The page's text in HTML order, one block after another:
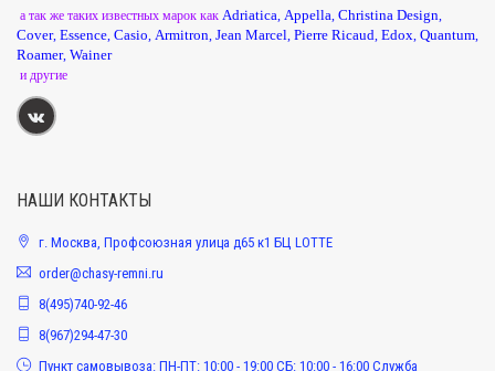
а так же таких известных марок как Adriatica Appella Christina Design
Cover, Essence Casio Armitron Jean Marcel Pierre Ricaud Edox Quantum
Roamer, Wainer
и другие
НАШИ КОНТАКТЫ
г. Москва, Профсоюзная улица д65 к1 БЦ LOTTE
order@chasy-remni.ru
8(495)740-92-46
8(967)294-47-30
Пункт самовывоза: ПН-ПТ: 10:00 - 19:00 СБ: 10:00 - 16:00 Служба